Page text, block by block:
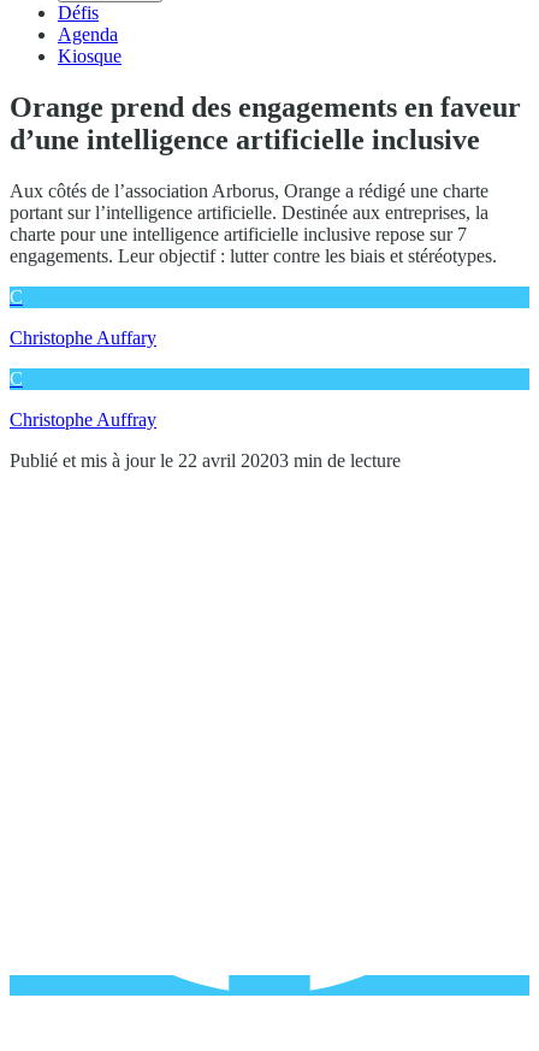
Défis
Agenda
Kiosque
Orange prend des engagements en faveur
d’une intelligence artificielle inclusive
Aux côtés de l’association Arborus, Orange a rédigé une charte
portant sur l’intelligence artificielle. Destinée aux entreprises, la
charte pour une intelligence artificielle inclusive repose sur 7
engagements. Leur objectif : lutter contre les biais et stéréotypes.
C
Christophe Auffary
C
Christophe Auffray
Publié et mis à jour le 22 avril 20203 min de lecture